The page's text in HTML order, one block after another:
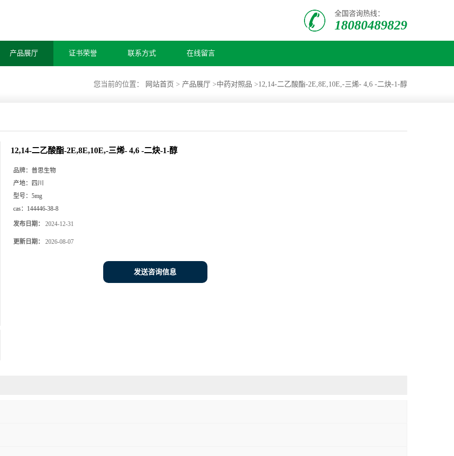
全国咨询热线：
18080489829
产品展厅 证书荣誉 联系方式 在线留言
您当前的位置： 网站首页 > 产品展厅 >中药对照品 >12,14-二乙酸酯-2E,8E,10E,-三烯- 4,6 -二炔-1-醇
12,14-二乙酸酯-2E,8E,10E,-三烯- 4,6 -二炔-1-醇
品牌： 普思生物
产地：
四川
型号： 5mg
cas： 144446-38-8
发布日期： 2024-12-31
更新日期： 2026-08-07
发送咨询信息